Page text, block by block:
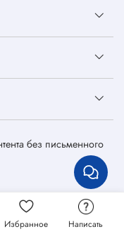
без письменного
Избранное Написать